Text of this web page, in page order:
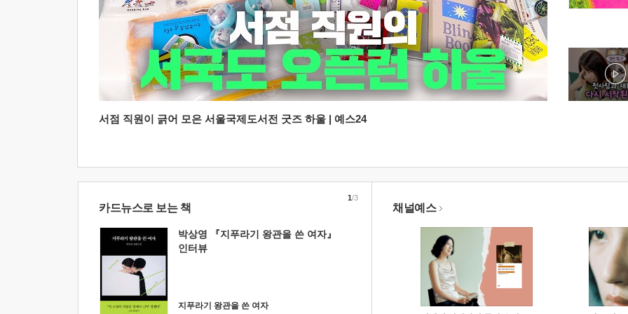
서점 직원이 긁어 모은 서울국제도서전 굿즈 하울 | 예스24
카드뉴스로 보는 책
박상영 『지푸라기 왕관을 쓴 여자』
인터뷰
지푸라기 왕관을 쓴 여자
1/3
채널예스